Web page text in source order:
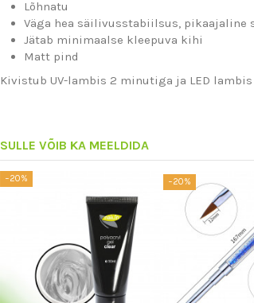
Lõhnatu
Väga hea säilivusstabiilsus,
Jätab minimaalse kleepuva kihi
Matt pind
Kivistub UV-lambis 2 minutiga ja LED
SULLE VÕIB KA MEELDIDA
−20% −20%